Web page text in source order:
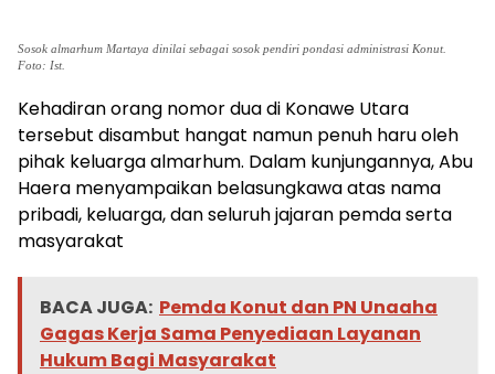
Sosok almarhum Martaya dinilai sebagai sosok pendiri pondasi administrasi Konut.
Foto: Ist.
Kehadiran orang nomor dua di Konawe Utara
tersebut disambut hangat namun penuh haru oleh
pihak keluarga almarhum. Dalam kunjungannya, Abu
Haera menyampaikan belasungkawa atas nama
pribadi, keluarga, dan seluruh jajaran pemda serta
masyarakat
BACA JUGA: Pemda Konut dan PN Unaaha
Gagas Kerja Sama Penyediaan Layanan
Hukum Bagi Masyarakat